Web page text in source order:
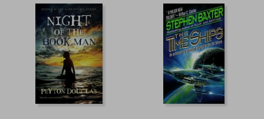
45%
dcto. $ 24.25
45%
dcto.